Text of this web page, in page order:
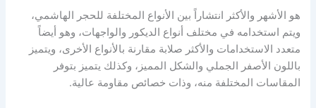
هو الأشهر والأكثر انتشاراً بين الأنواع المختلفة للحجر الهاشمي،
ويتم استخدامه في مختلف أنواع الديكور والواجهات، وهو أيضاً
متعدد الاستخدامات والأكثر صلابة مقارنة بالأنواع الأخرى، ويتميز
باللون الأصفر الجملي والشكل المميز، وكذلك يتميز بتوفر
المقاسات المختلفة منه، وذات خصائص مقاومة عالية.